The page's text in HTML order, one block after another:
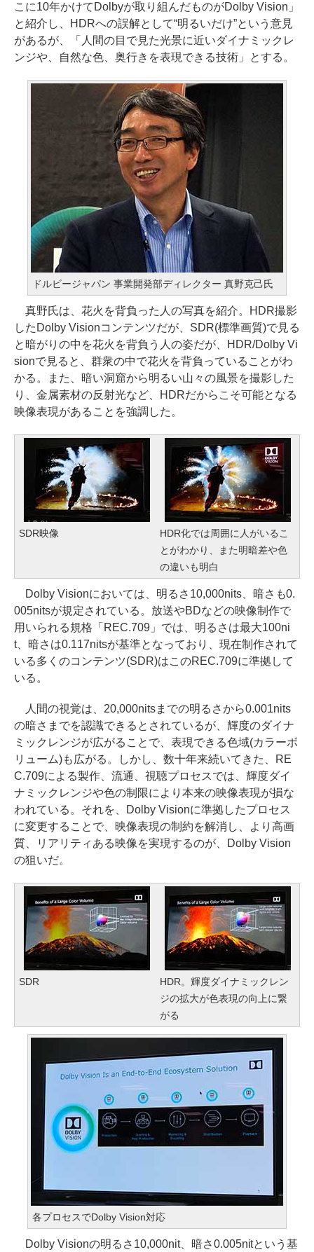
こに10年かけてDolbyが取り組んだものがDolby Vision」
と紹介し、HDRへの誤解として“明るいだけ”という意見
があるが、「人間の目で見た光景に近いダイナミックレ
ンジや、自然な色、奥行きを表現できる技術」とする。
ドルビージャパン 事業開発部ディレクター 真野克己氏
真野氏は、花火を背負った人の写真を紹介。HDR撮影
したDolby Visionコンテンツだが、SDR(標準画質)で見る
と暗がりの中を花火を背負う人の姿だが、HDR/Dolby Vi
sionで見ると、群衆の中で花火を背負っていることがわ
かる。また、暗い洞窟から明るい山々の風景を撮影した
り、金属素材の反射光など、HDRだからこそ可能となる
映像表現があることを強調した。
SDR映像
HDR化では周囲に人がいるこ
とがわかり、また明暗差や色
の違いも明白
Dolby Visionにおいては、明るさ10,000nits、暗さも0.
005nitsが規定されている。放送やBDなどの映像制作で
用いられる規格「REC.709」では、明るさは最大100ni
t、暗さは0.117nitsが基準となっており、現在制作されて
いる多くのコンテンツ(SDR)はこのREC.709に準拠して
いる。
人間の視覚は、20,000nitsまでの明るさから0.001nits
の暗さまでを認識できるとされているが、輝度のダイナ
ミックレンジが広がることで、表現できる色域(カラーボ
リューム)も広がる。しかし、数十年来続いてきた、RE
C.709による製作、流通、視聴プロセスでは、輝度ダイ
ナミックレンジや色の制限により本来の映像表現が損な
われている。それを、Dolby Visionに準拠したプロセス
に変更することで、映像表現の制約を解消し、より高画
質、リアリティある映像を実現するのが、Dolby Vision
の狙いだ。
SDR
HDR。輝度ダイナミックレン
ジの拡大が色表現の向上に繋
がる
各プロセスでDolby Vision対応
Dolby Visionの明るさ10,000nit、暗さ0.005nitという基